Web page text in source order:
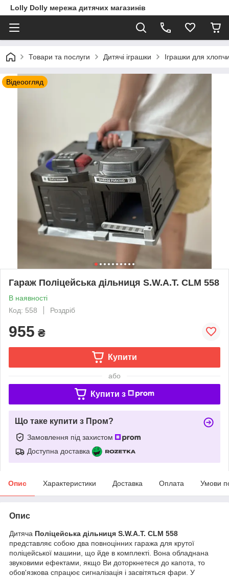
Lolly Dolly мережа дитячих магазинів
Товари та послуги Дитячі іграшки Іграшки для
Відеоогляд
Гараж Поліцейська дільниця S.W.A.T. CLM 558
В наявності
Код: 558
Роздріб
955 ₴
Купити
або
Купити з
Що таке купити з Пром?
Замовлення під захистом
Доступна доставка
Опис Характеристики Доставка Оплата Умови
Опис
Дитяча Поліцейська дільниця S.W.A.T. CLM 558
представляє собою два повноцінних гаража для крутої
поліцейської машини, що йде в комплекті. Вона обладнана
звуковими ефектами, якщо Ви доторкнетеся до капота, то
обов'язкова спрацює сигналізація і засвітяться фари. У